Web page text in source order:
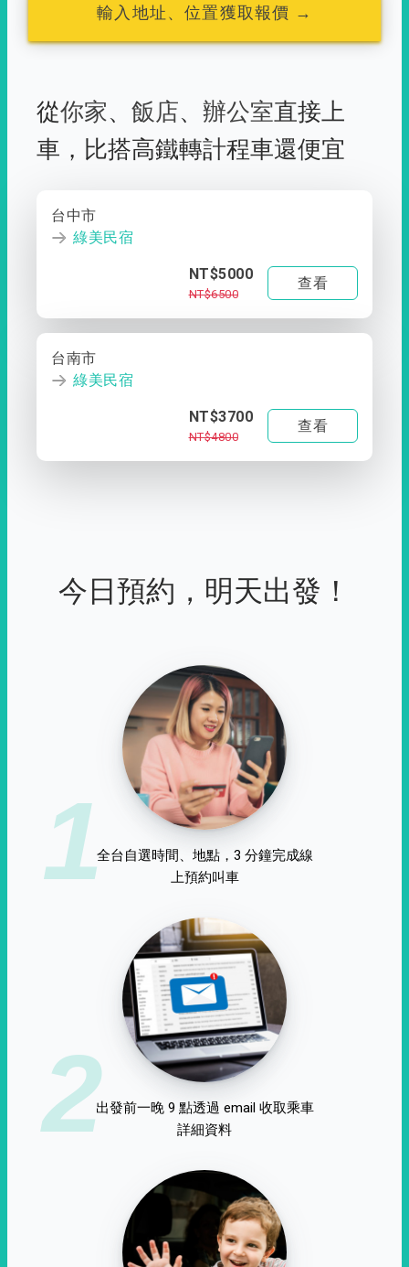
輸入地址、位置獲取報價 →
從你家、 飯店、 辦公室直接上
車， 比搭高鐵轉計程車還便宜
台中市
綠美民宿
NT$5000
NT$6500
查看
台南市
綠美民宿
NT$3700
NT$4800
查看
今日預約，明天出發！
1全台自選時間、地點，3 分鐘完成線
上預約叫車
2出發前一晚 9 點透過 email 收取乘車
詳細資料